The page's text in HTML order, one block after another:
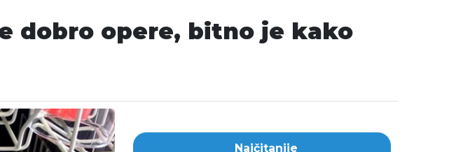
dobro opere, bitno je kako
Najčitanije